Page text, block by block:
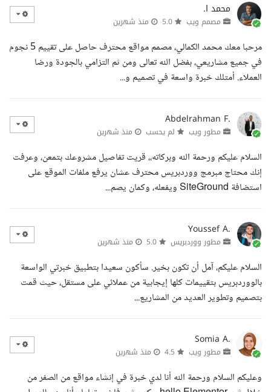
محمد ا.
مصمم ويب منذ شهرين
مرحبا معك محمد الكمالي، مصمم مواقع محترف حاصل على تقييم 5 نجوم
في جميع مشاريعي، بفضل الله تعالى ومن ثم التزامي بالجودة ورضا
العملاء. أمتلك خبرة واسعة في تصميم و...
Abdelrahman F.
مطور ويب لم يحسب منذ شهرين
السلام عليكم ورحمة الله وبركاته،، قريت تفاصيل مشروعك بتمعن، وعرفت
إنك محتاج مبرمج ووردبريس محترف عشان يرفع ملفات الموقع على
استضافة SiteGround ويفعله، وكمان يصم...
Youssef A.
مطور ووردبريس منذ شهرين
السلام عليكم، آمل أن تكون بخير. سأكون سعيدا بتطبيق خبرتي الواسعة
بالووردبريس بتقييمات كلها إيجابية من عملائي على مستقل، حيث قمت
بتصميم وتطوير العديد من المشاريع...
Somia A.
مطور ويب منذ شهرين
وعليكم السلام ورحمة الله أنا لدي خبرة في إنشاء مواقع من الصفر من